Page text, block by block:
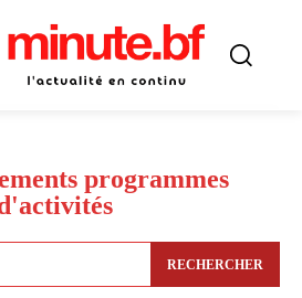
programmes
RECHERCHER